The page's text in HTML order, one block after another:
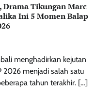
Drama Tikungan Marc
Ini 5 Momen Balap
menghadirkan kejutan
2026 menjadi salah satu
tahun terakhir. […]